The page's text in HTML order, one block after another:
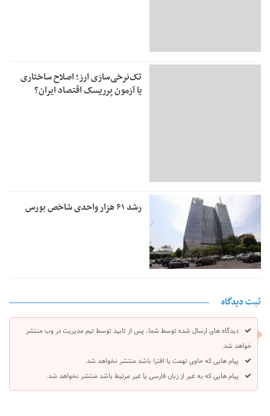
تک‌نرخی‌سازی ارز؛ اصلاح ساختاری
یا آزمون پرریسک اقتصاد ایران؟
رشد ۶۱ هزار واحدی شاخص بورس
ثبت دیدگاه
دیدگاه های ارسال شده توسط شما، پس از تایید توسط تیم مدیریت در وب منتشر
خواهد شد.
پیام هایی که حاوی تهمت یا افترا باشد منتشر نخواهد شد.
پیام هایی که به غیر از زبان فارسی یا غیر مرتبط باشد منتشر نخواهد شد.